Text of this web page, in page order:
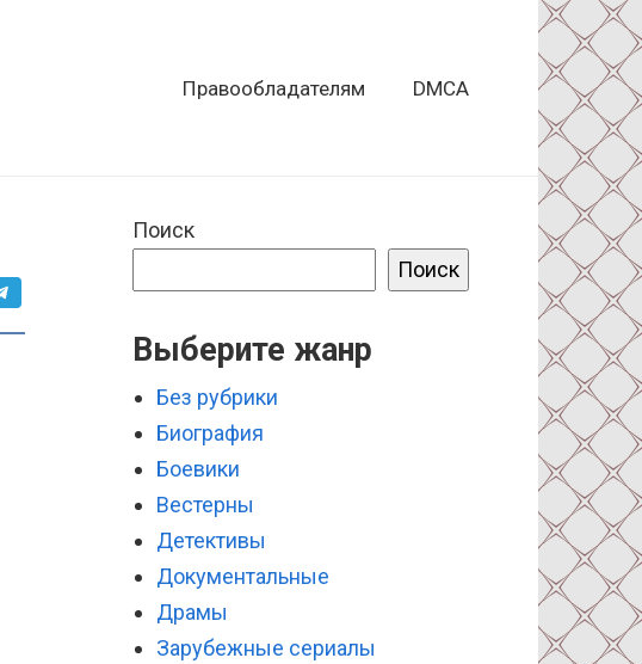
Правообладателям DMCA
Поиск
Поиск
Выберите жанр
Без рубрики
Биография
Боевики
Вестерны
Детективы
Документальные
Драмы
Зарубежные сериалы